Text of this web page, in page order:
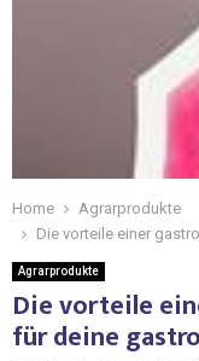
Home
Agrarprodukte
Die vorteile einer
Agrarprodukte
Die vorteile
für deine